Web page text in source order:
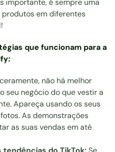
em diferentes
que funcionam para a
não há melhor
seu negócio do que vestir a
Apareça usando os seus
As demonstrações
as suas vendas em até